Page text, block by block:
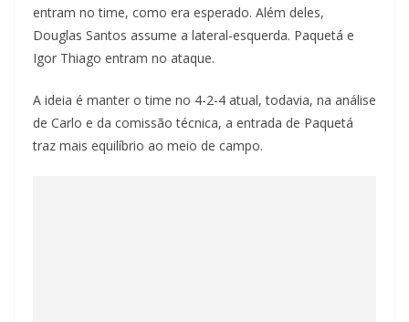
entram no time, como era esperado. Além deles,
Douglas Santos assume a lateral-esquerda. Paquetá e
Igor Thiago entram no ataque.
A ideia é manter o time no 4-2-4 atual, todavia, na análise
de Carlo e da comissão técnica, a entrada de Paquetá
traz mais equilíbrio ao meio de campo.